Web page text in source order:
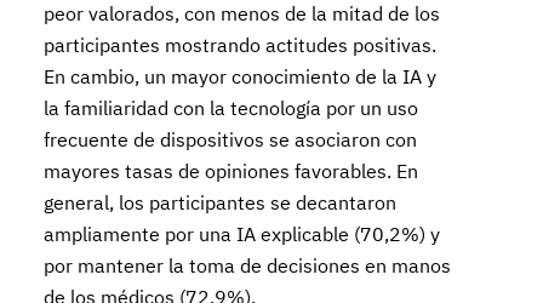
peor valorados, con menos de la mitad de los
participantes mostrando actitudes positivas.
En cambio, un mayor conocimiento de la IA y
la familiaridad con la tecnología por un uso
frecuente de dispositivos se asociaron con
mayores tasas de opiniones favorables. En
general, los participantes se decantaron
ampliamente por una IA explicable (70,2%) y
por mantener la toma de decisiones en manos
de los médicos (72,9%).